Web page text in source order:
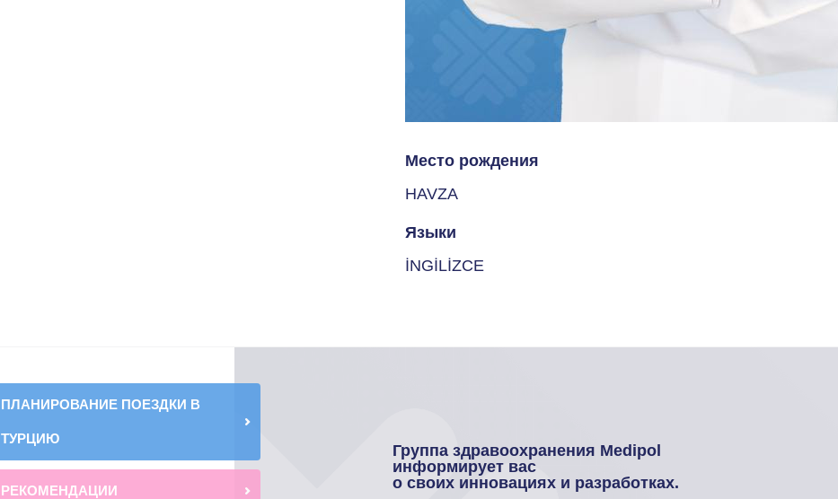
Место рождения
HAVZA
Языки
İNGİLİZCE
ПЛАНИРОВАНИЕ ПОЕЗДКИ В
ТУРЦИЮ
РЕКОМЕНДАЦИИ
Группа здравоохранения Medipol
информирует вас
о своих инновациях и разработках.